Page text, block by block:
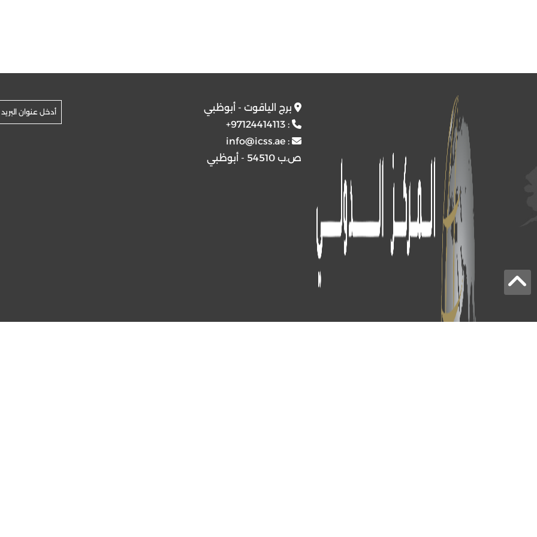
برج الياقوت - أبوظبي
:
+97124414113
:
info@icss.ae
ص.ب 54510 - أبوظبي